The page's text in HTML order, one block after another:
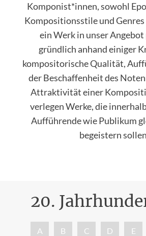
Komponist*innen, sowohl
Kompositionsstile und
ein Werk in unser
gründlich anhand einiger
kompositorische Qualität,
der Beschaffenheit des
Attraktivität einer
verlegen Werke, die
Aufführende wie Publikum
begeistern
20.
A B C D E